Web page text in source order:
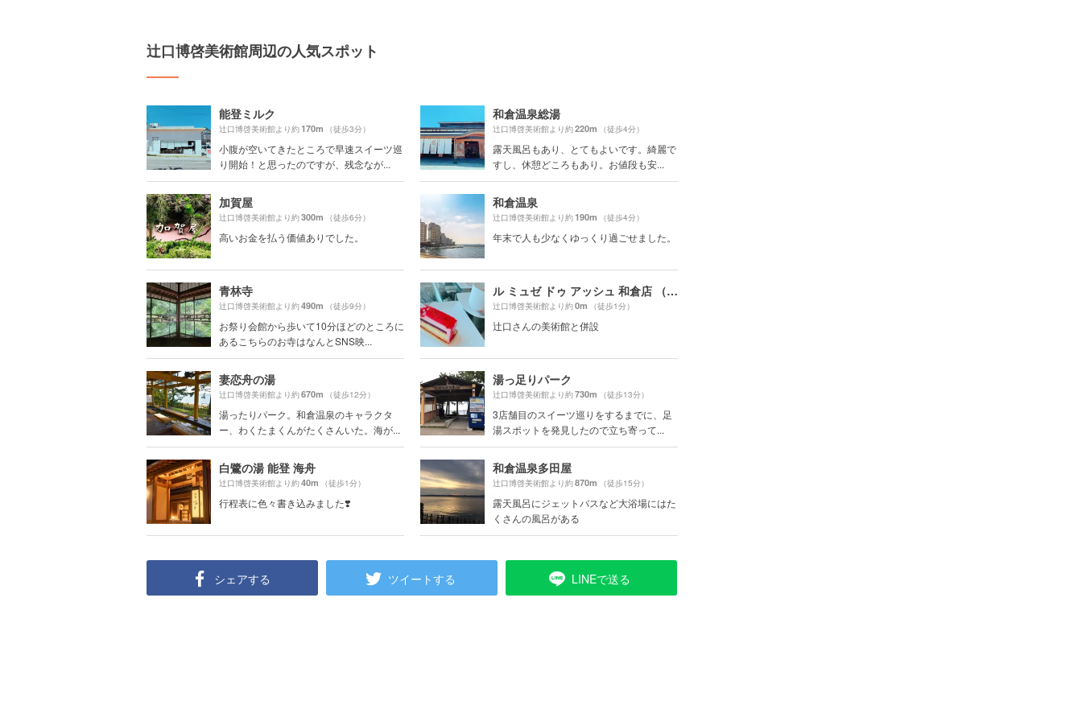
辻口博啓美術館周辺の人気スポット
能登ミルク
辻口博啓美術館より約170m （徒歩3分）
小腹が空いてきたところで早速スイーツ巡
り開始！と思ったのですが、残念なが...
和倉温泉総湯
辻口博啓美術館より約220m （徒歩4分）
露天風呂もあり、とてもよいです。綺麗で
すし、休憩どころもあり。お値段も安...
加賀屋
辻口博啓美術館より約300m （徒歩6分）
高いお金を払う価値ありでした。
和倉温泉
辻口博啓美術館より約190m （徒歩4分）
年末で人も少なくゆっくり過ごせました。
青林寺
辻口博啓美術館より約490m （徒歩9分）
お祭り会館から歩いて10分ほどのところに
あるこちらのお寺はなんとSNS映...
ル ミュゼ ドゥ アッシュ 和倉店 （LE MUSEE DE H）
辻口博啓美術館より約0m （徒歩1分）
辻口さんの美術館と併設
妻恋舟の湯
辻口博啓美術館より約670m （徒歩12分）
湯ったりパーク。和倉温泉のキャラクタ
ー、わくたまくんがたくさんいた。海が...
湯っ足りパーク
辻口博啓美術館より約730m （徒歩13分）
3店舗目のスイーツ巡りをするまでに、足
湯スポットを発見したので立ち寄って...
白鷺の湯 能登 海舟
辻口博啓美術館より約40m （徒歩1分）
行程表に色々書き込みました❣️
和倉温泉多田屋
辻口博啓美術館より約870m （徒歩15分）
露天風呂にジェットバスなど大浴場にはた
くさんの風呂がある
シェアする ツイートする LINEで送る